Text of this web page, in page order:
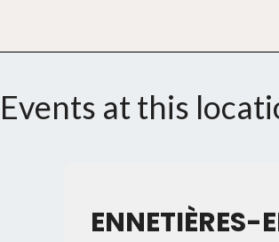
Events at this
ENNETIÈRES-